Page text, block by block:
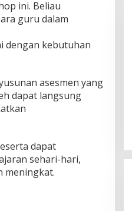
ini. Beliau
guru dalam
dengan kebutuhan
asesmen yang
dapat langsung
dapat
sehari-hari,
meningkat.
Wanita UNPARI Salurkan
bagi Korban Kebakaran
SS